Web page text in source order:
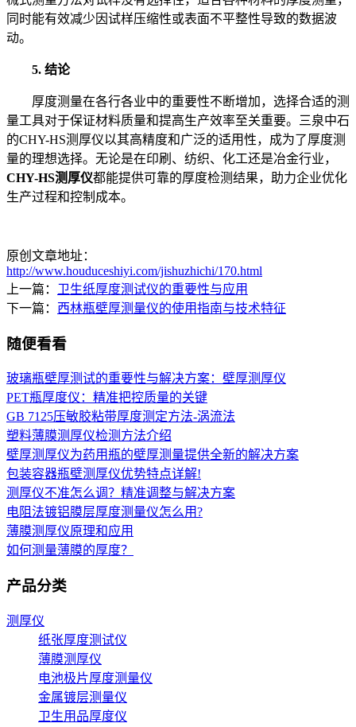
同时能有效减少因试样压缩性或表面不平整性导致的数据波
动。
5. 结论
厚度测量在各行各业中的重要性不断增加，选择合适的测
量工具对于保证材料质量和提高生产效率至关重要。三泉中石
的CHY-HS测厚仪以其高精度和广泛的适用性，成为了厚度测
量的理想选择。无论是在印刷、纺织、化工还是冶金行业，
CHY-HS测厚仪都能提供可靠的厚度检测结果，助力企业优化
生产过程和控制成本。
原创文章地址：
http://www.houduceshiyi.com/jishuzhichi/170.html
上一篇： 卫生纸厚度测试仪的重要性与应用
下一篇： 西林瓶壁厚测量仪的使用指南与技术特征
随便看看
玻璃瓶壁厚测试的重要性与解决方案：壁厚测厚仪
PET瓶厚度仪：精准把控质量的关键
GB 7125压敏胶粘带厚度测定方法-涡流法
塑料薄膜测厚仪检测方法介绍
壁厚测厚仪为药用瓶的壁厚测量提供全新的解决方案
包装容器瓶壁测厚仪优势特点详解!
测厚仪不准怎么调？精准调整与解决方案
电阻法镀铝膜层厚度测量仪怎么用?
薄膜测厚仪原理和应用
如何测量薄膜的厚度？
产品分类
测厚仪
纸张厚度测试仪
薄膜测厚仪
电池极片厚度测量仪
金属镀层测量仪
卫生用品厚度仪